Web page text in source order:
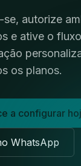
se, autorize
e ative o
os planos.
a configurar
WhatsApp